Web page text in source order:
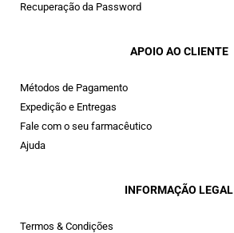
Recuperação da Password
APOIO AO CLIENTE
Métodos de Pagamento
Expedição e Entregas
Fale com o seu farmacêutico
Ajuda
INFORMAÇÃO LEGAL
Termos & Condições